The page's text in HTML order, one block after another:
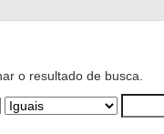
o resultado de busca.